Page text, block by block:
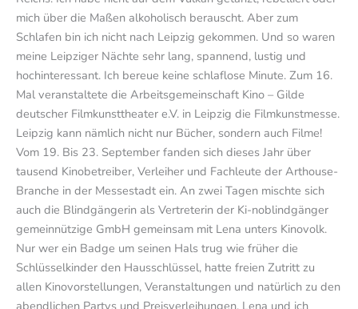
mich über die Maßen alkoholisch berauscht. Aber zum
Schlafen bin ich nicht nach Leipzig gekommen. Und so waren
meine Leipziger Nächte sehr lang, spannend, lustig und
hochinteressant. Ich bereue keine schlaflose Minute. Zum 16.
Mal veranstaltete die Arbeitsgemeinschaft Kino – Gilde
deutscher Filmkunsttheater e.V. in Leipzig die Filmkunstmesse.
Leipzig kann nämlich nicht nur Bücher, sondern auch Filme!
Vom 19. Bis 23. September fanden sich dieses Jahr über
tausend Kinobetreiber, Verleiher und Fachleute der Arthouse-
Branche in der Messestadt ein. An zwei Tagen mischte sich
auch die Blindgängerin als Vertreterin der Ki-noblindgänger
gemeinnützige GmbH gemeinsam mit Lena unters Kinovolk.
Nur wer ein Badge um seinen Hals trug wie früher die
Schlüsselkinder den Hausschlüssel, hatte freien Zutritt zu
allen Kinovorstellungen, Veranstaltungen und natürlich zu den